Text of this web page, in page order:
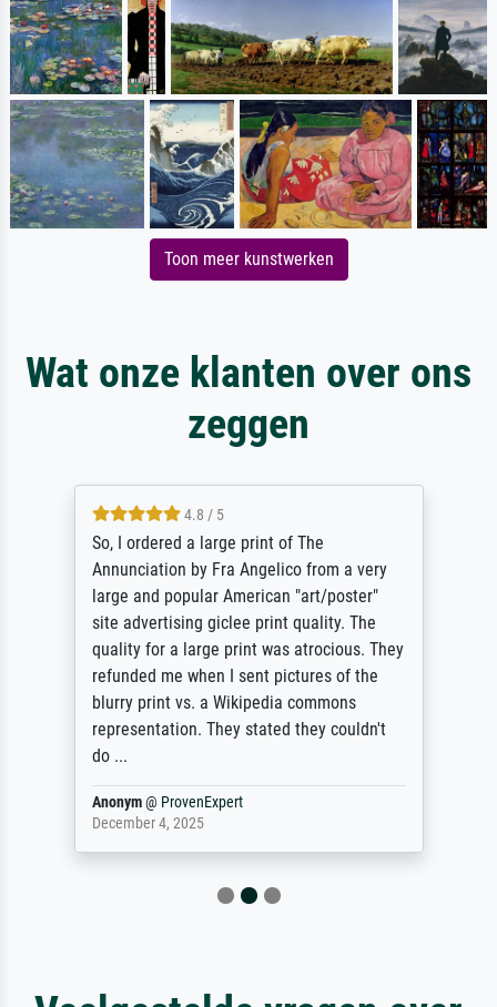
Toon meer kunstwerken
Wat onze klanten over ons
zeggen
4.8 / 5
So, I ordered a large print of The
Annunciation by Fra Angelico from a very
large and popular American "art/poster"
site advertising giclee print quality. The
quality for a large print was atrocious. They
refunded me when I sent pictures of the
blurry print vs. a Wikipedia commons
representation. They stated they couldn't
do ...
Anonym@ ProvenExpert
December 4, 2025